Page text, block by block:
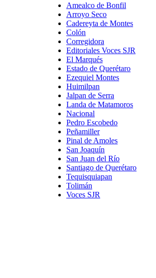
Amealco de Bonfil
Arroyo Seco
Cadereyta de Montes
Colón
Corregidora
Editoriales Voces SJR
El Marqués
Estado de Querétaro
Ezequiel Montes
Huimilpan
Jalpan de Serra
Landa de Matamoros
Nacional
Pedro Escobedo
Peñamiller
Pinal de Amoles
San Joaquín
San Juan del Río
Santiago de Querétaro
Tequisquiapan
Tolimán
Voces SJR